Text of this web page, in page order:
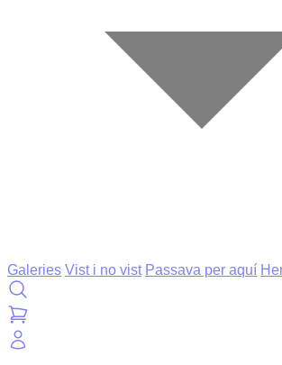
Galeries Vist i no vist Passava per aquí